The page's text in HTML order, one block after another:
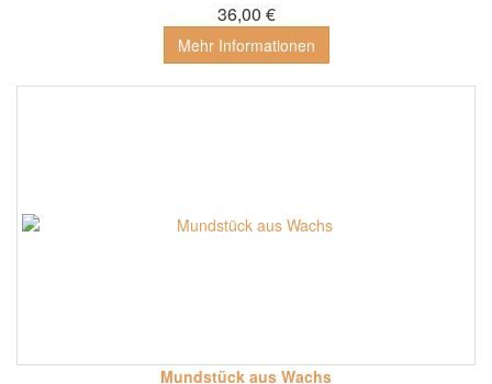
36,00 €
Mehr Informationen
Mundstück aus Wachs